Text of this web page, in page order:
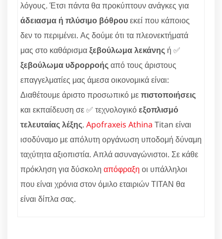
λόγους. Έτσι πάντα θα προκύπτουν ανάγκες για
άδειασμα ή πλύσιμο βόθρουεκεί που κάποιος
δεν το περιμένει. Ας δούμε ότι τα πλεονεκτήματά
μας στο καθάρισμαξεβούλωμα λεκάνης ή ✅
ξεβούλωμα υδρορροήςαπό τους άριστους
επαγγελματίες μας άμεσα οικονομικά είναι:
Διαθέτουμε άριστο προσωπικό μεπιστοποιήσεις
και εκπαίδευση σε ✅ τεχνολογικόεξοπλισμό
τελευταίας λέξης. Apofraxeis Athina Titan είναι
ισοδύναμο με απόλυτη οργάνωση υποδομή δύναμη
ταχύτητα αξιοπιστία. Απλά ασυναγώνιστοι. Σε κάθε
πρόκληση για δύσκολη απόφραξη οι υπάλληλοι
που είναι χρόνια στον όμιλο εταιριών ΤΙΤΑΝ θα
είναι δίπλα σας.